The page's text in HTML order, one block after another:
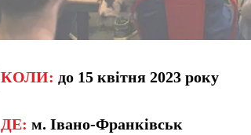
КОЛИ: до 15 квітня 2023 року
ДЕ: м. Івано-Франківськ